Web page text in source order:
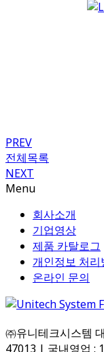
PREV
전체목록
NEXT
Menu
회사소개
기업영상
제품 카탈로그
개인정보 처리
온라인 문의
㈜유니테크시스템
47013 | 국내영업 :